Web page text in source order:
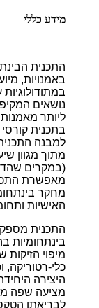
מידע כללי
התכנית
באמנויות,
נושאים
ליותר
בתכנית
למבנה
מתוך מגוון
(במקרים
מאפשרת
מחקר
האישיות
התכנית
בינתחומיות
מיפוי הזיקות
כלי-
היצירה
מציעה שפה
לבריאתו